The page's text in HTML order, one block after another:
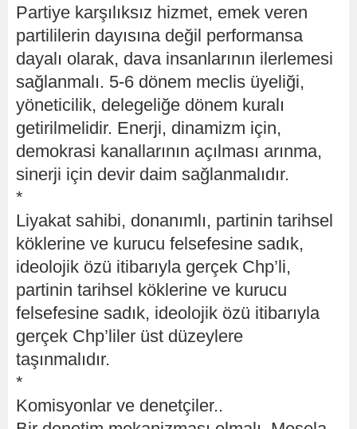
Partiye karşılıksız hizmet, emek veren
partililerin dayısına değil performansa
dayalı olarak, dava insanlarının ilerlemesi
sağlanmalı. 5-6 dönem meclis üyeliği,
yöneticilik, delegeliğe dönem kuralı
getirilmelidir. Enerji, dinamizm için,
demokrasi kanallarının açılması arınma,
sinerji için devir daim sağlanmalıdır.
*
Liyakat sahibi, donanımlı, partinin tarihsel
köklerine ve kurucu felsefesine sadık,
ideolojik özü itibarıyla gerçek Chp’li,
partinin tarihsel köklerine ve kurucu
felsefesine sadık, ideolojik özü itibarıyla
gerçek Chp’liler üst düzeylere
taşınmalıdır.
*
Komisyonlar ve denetçiler..